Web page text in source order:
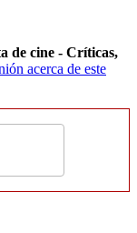
de cine - Críticas,
acerca de este